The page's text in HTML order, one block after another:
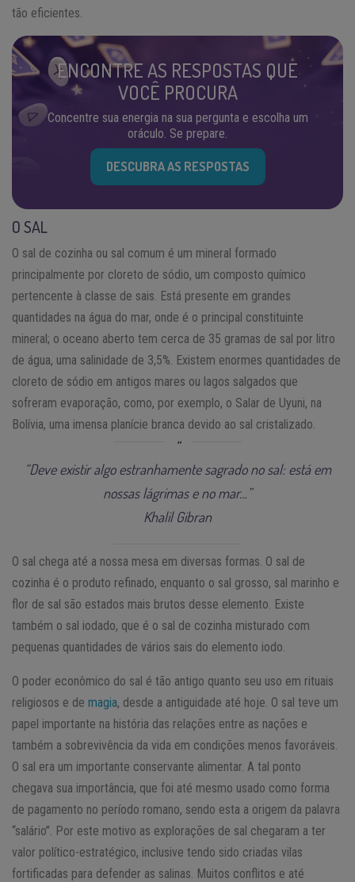
tão eficientes.
ENCONTRE AS RESPOSTAS QUE
VOCÊ PROCURA
Concentre sua energia na sua pergunta e escolha um
oráculo. Se prepare.
DESCUBRA AS RESPOSTAS
O SAL
O sal de cozinha ou sal comum é um mineral formado
principalmente por cloreto de sódio, um composto químico
pertencente à classe de sais. Está presente em grandes
quantidades na água do mar, onde é o principal constituinte
mineral; o oceano aberto tem cerca de 35 gramas de sal por litro
de água, uma salinidade de 3,5%. Existem enormes quantidades de
cloreto de sódio em antigos mares ou lagos salgados que
sofreram evaporação, como, por exemplo, o Salar de Uyuni, na
Bolívia, uma imensa planície branca devido ao sal cristalizado.
“Deve existir algo estranhamente sagrado no sal: está em
nossas lágrimas e no mar…”
Khalil Gibran
O sal chega até a nossa mesa em diversas formas. O sal de
cozinha é o produto refinado, enquanto o sal grosso, sal marinho e
flor de sal são estados mais brutos desse elemento. Existe
também o sal iodado, que é o sal de cozinha misturado com
pequenas quantidades de vários sais do elemento iodo.
O poder econômico do sal é tão antigo quanto seu uso em rituais
religiosos e de magia, desde a antiguidade até hoje. O sal teve um
papel importante na história das relações entre as nações e
também a sobrevivência da vida em condições menos favoráveis.
O sal era um importante conservante alimentar. A tal ponto
chegava sua importância, que foi até mesmo usado como forma
de pagamento no período romano, sendo esta a origem da palavra
“salário”. Por este motivo as explorações de sal chegaram a ter
valor político-estratégico, inclusive tendo sido criadas vilas
fortificadas para defender as salinas. Muitos conflitos e até